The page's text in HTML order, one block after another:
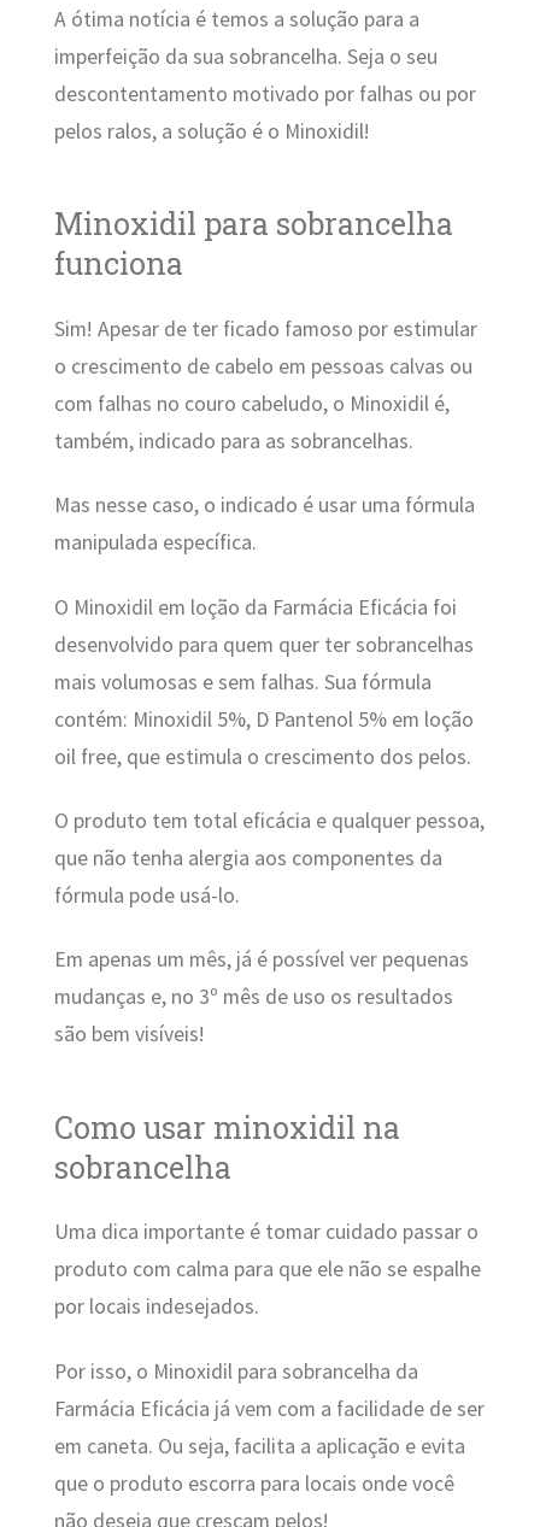
A ótima notícia é temos a solução para a
imperfeição da sua sobrancelha. Seja o seu
descontentamento motivado por falhas ou por
pelos ralos, a solução é o Minoxidil!
Minoxidil para sobrancelha
funciona
Sim! Apesar de ter ficado famoso por estimular
o crescimento de cabelo em pessoas calvas ou
com falhas no couro cabeludo, o Minoxidil é,
também, indicado para as sobrancelhas.
Mas nesse caso, o indicado é usar uma fórmula
manipulada específica.
O Minoxidil em loção da Farmácia Eficácia foi
desenvolvido para quem quer ter sobrancelhas
mais volumosas e sem falhas. Sua fórmula
contém: Minoxidil 5%, D Pantenol 5% em loção
oil free, que estimula o crescimento dos pelos.
O produto tem total eficácia e qualquer pessoa,
que não tenha alergia aos componentes da
fórmula pode usá-lo.
Em apenas um mês, já é possível ver pequenas
mudanças e, no 3º mês de uso os resultados
são bem visíveis!
Como usar minoxidil na
sobrancelha
Uma dica importante é tomar cuidado passar o
produto com calma para que ele não se espalhe
por locais indesejados.
Por isso, o Minoxidil para sobrancelha da
Farmácia Eficácia já vem com a facilidade de ser
em caneta. Ou seja, facilita a aplicação e evita
que o produto escorra para locais onde você
não deseja que cresçam pelos!